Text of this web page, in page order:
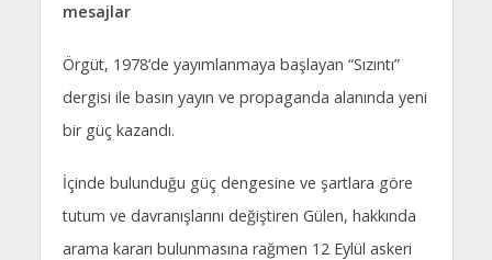
mesajlar
Örgüt, 1978’de yayımlanmaya başlayan “Sızıntı”
dergisi ile basın yayın ve propaganda alanında yeni
bir güç kazandı.
İçinde bulunduğu güç dengesine ve şartlara göre
tutum ve davranışlarını değiştiren Gülen, hakkında
arama kararı bulunmasına rağmen 12 Eylül askeri